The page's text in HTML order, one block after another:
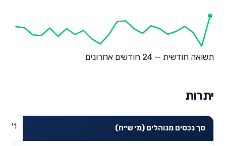
תשואה חודשית — 24 חודשים אחרונים
יתרות
סך נכסים מנוהלים (מ׳ ש״ח)